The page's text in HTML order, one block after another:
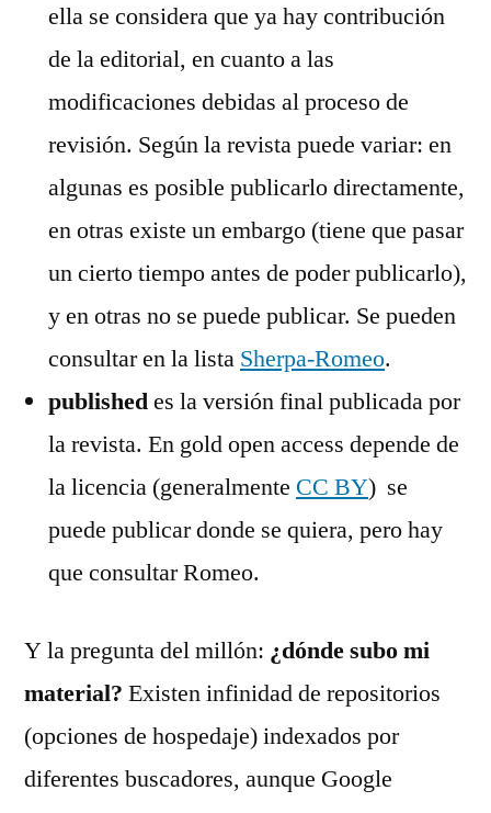
ella se considera que ya hay contribución
de la editorial, en cuanto a las
modificaciones debidas al proceso de
revisión. Según la revista puede variar: en
algunas es posible publicarlo directamente,
en otras existe un embargo (tiene que pasar
un cierto tiempo antes de poder publicarlo),
y en otras no se puede publicar. Se pueden
consultar en la lista Sherpa-Romeo.
publishedes la versión final publicada por
la revista. En gold open access depende de
la licencia (generalmente CC BY) se
puede publicar donde se quiera, pero hay
que consultar Romeo.
Y la pregunta del millón: ¿dónde subo mi
material? Existen infinidad de repositorios
(opciones de hospedaje) indexados por
diferentes buscadores, aunque Google